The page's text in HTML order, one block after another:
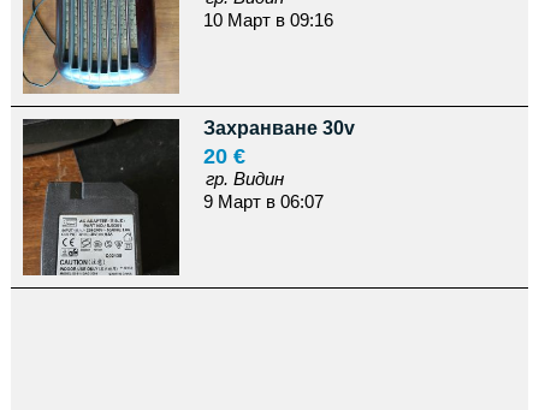
10 Март в 09:16
Захранване 30v
20 €
гр. Видин
9 Март в 06:07